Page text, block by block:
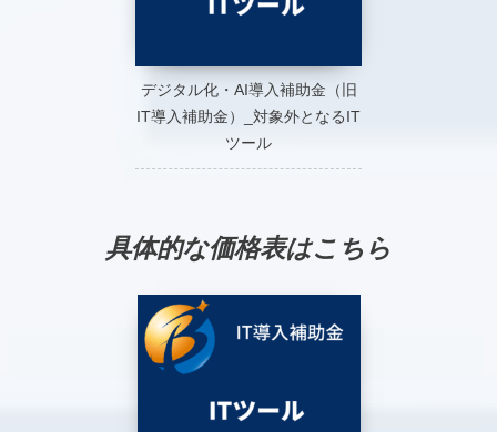
デジタル化・AI導入補助金（旧
IT導入補助金）_対象外となるIT
ツール
具体的な価格表はこちら